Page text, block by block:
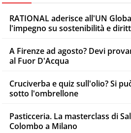
RATIONAL aderisce all'UN
l'impegno su sostenibilità e
A Firenze ad agosto? Devi
al Fuor D'Acqua
Cruciverba e quiz sull'olio? Si
sotto l'ombrellone
Pasticceria. La masterclass di
Colombo a Milano